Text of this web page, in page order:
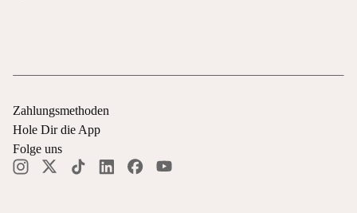
Zahlungsmethoden
Hole Dir die App
Folge uns